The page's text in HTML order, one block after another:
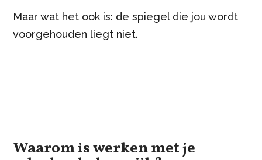
Maar wat het ook is: de spiegel die jou wordt
voorgehouden liegt niet.
Waarom is werken met je